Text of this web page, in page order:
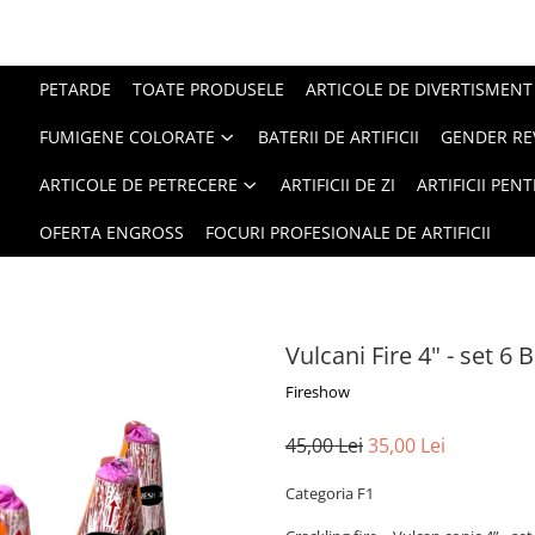
PETARDE TOATE PRODUSELE ARTICOLE DE DIVERTISMENT
FUMIGENE COLORATE BATERII DE ARTIFICII GENDER
ARTICOLE DE PETRECERE ARTIFICII DE ZI ARTIFICII
OFERTA ENGROSS FOCURI PROFESIONALE DE ARTIFICII
Vulcani Fire 4" - set 6
Fireshow
45,00 Lei35,00 Lei
Categoria F1